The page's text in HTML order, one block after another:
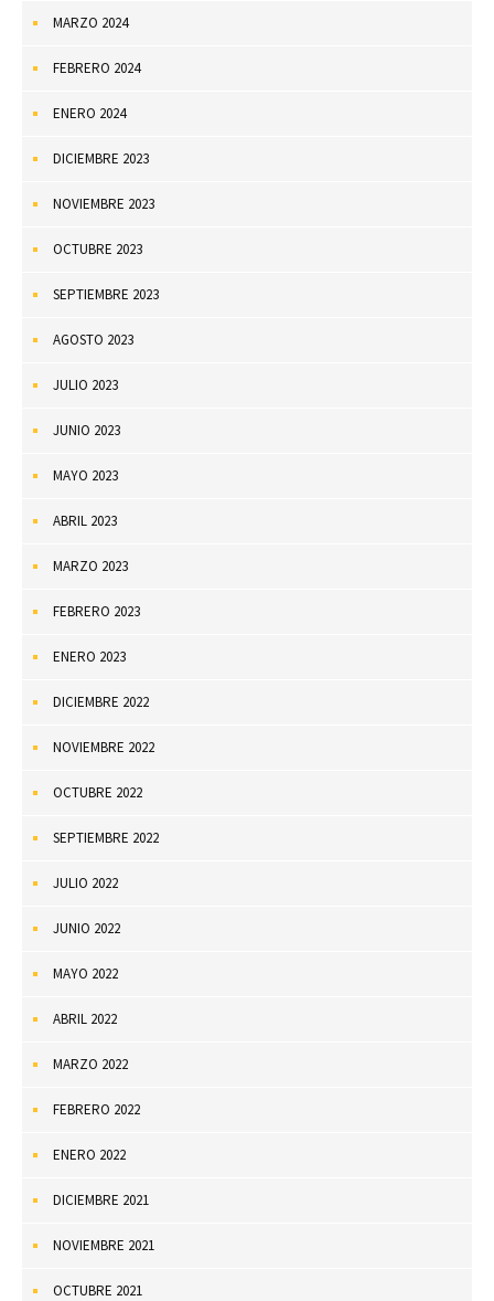
MARZO 2024
FEBRERO 2024
ENERO 2024
DICIEMBRE 2023
NOVIEMBRE 2023
OCTUBRE 2023
SEPTIEMBRE 2023
AGOSTO 2023
JULIO 2023
JUNIO 2023
MAYO 2023
ABRIL 2023
MARZO 2023
FEBRERO 2023
ENERO 2023
DICIEMBRE 2022
NOVIEMBRE 2022
OCTUBRE 2022
SEPTIEMBRE 2022
JULIO 2022
JUNIO 2022
MAYO 2022
ABRIL 2022
MARZO 2022
FEBRERO 2022
ENERO 2022
DICIEMBRE 2021
NOVIEMBRE 2021
OCTUBRE 2021